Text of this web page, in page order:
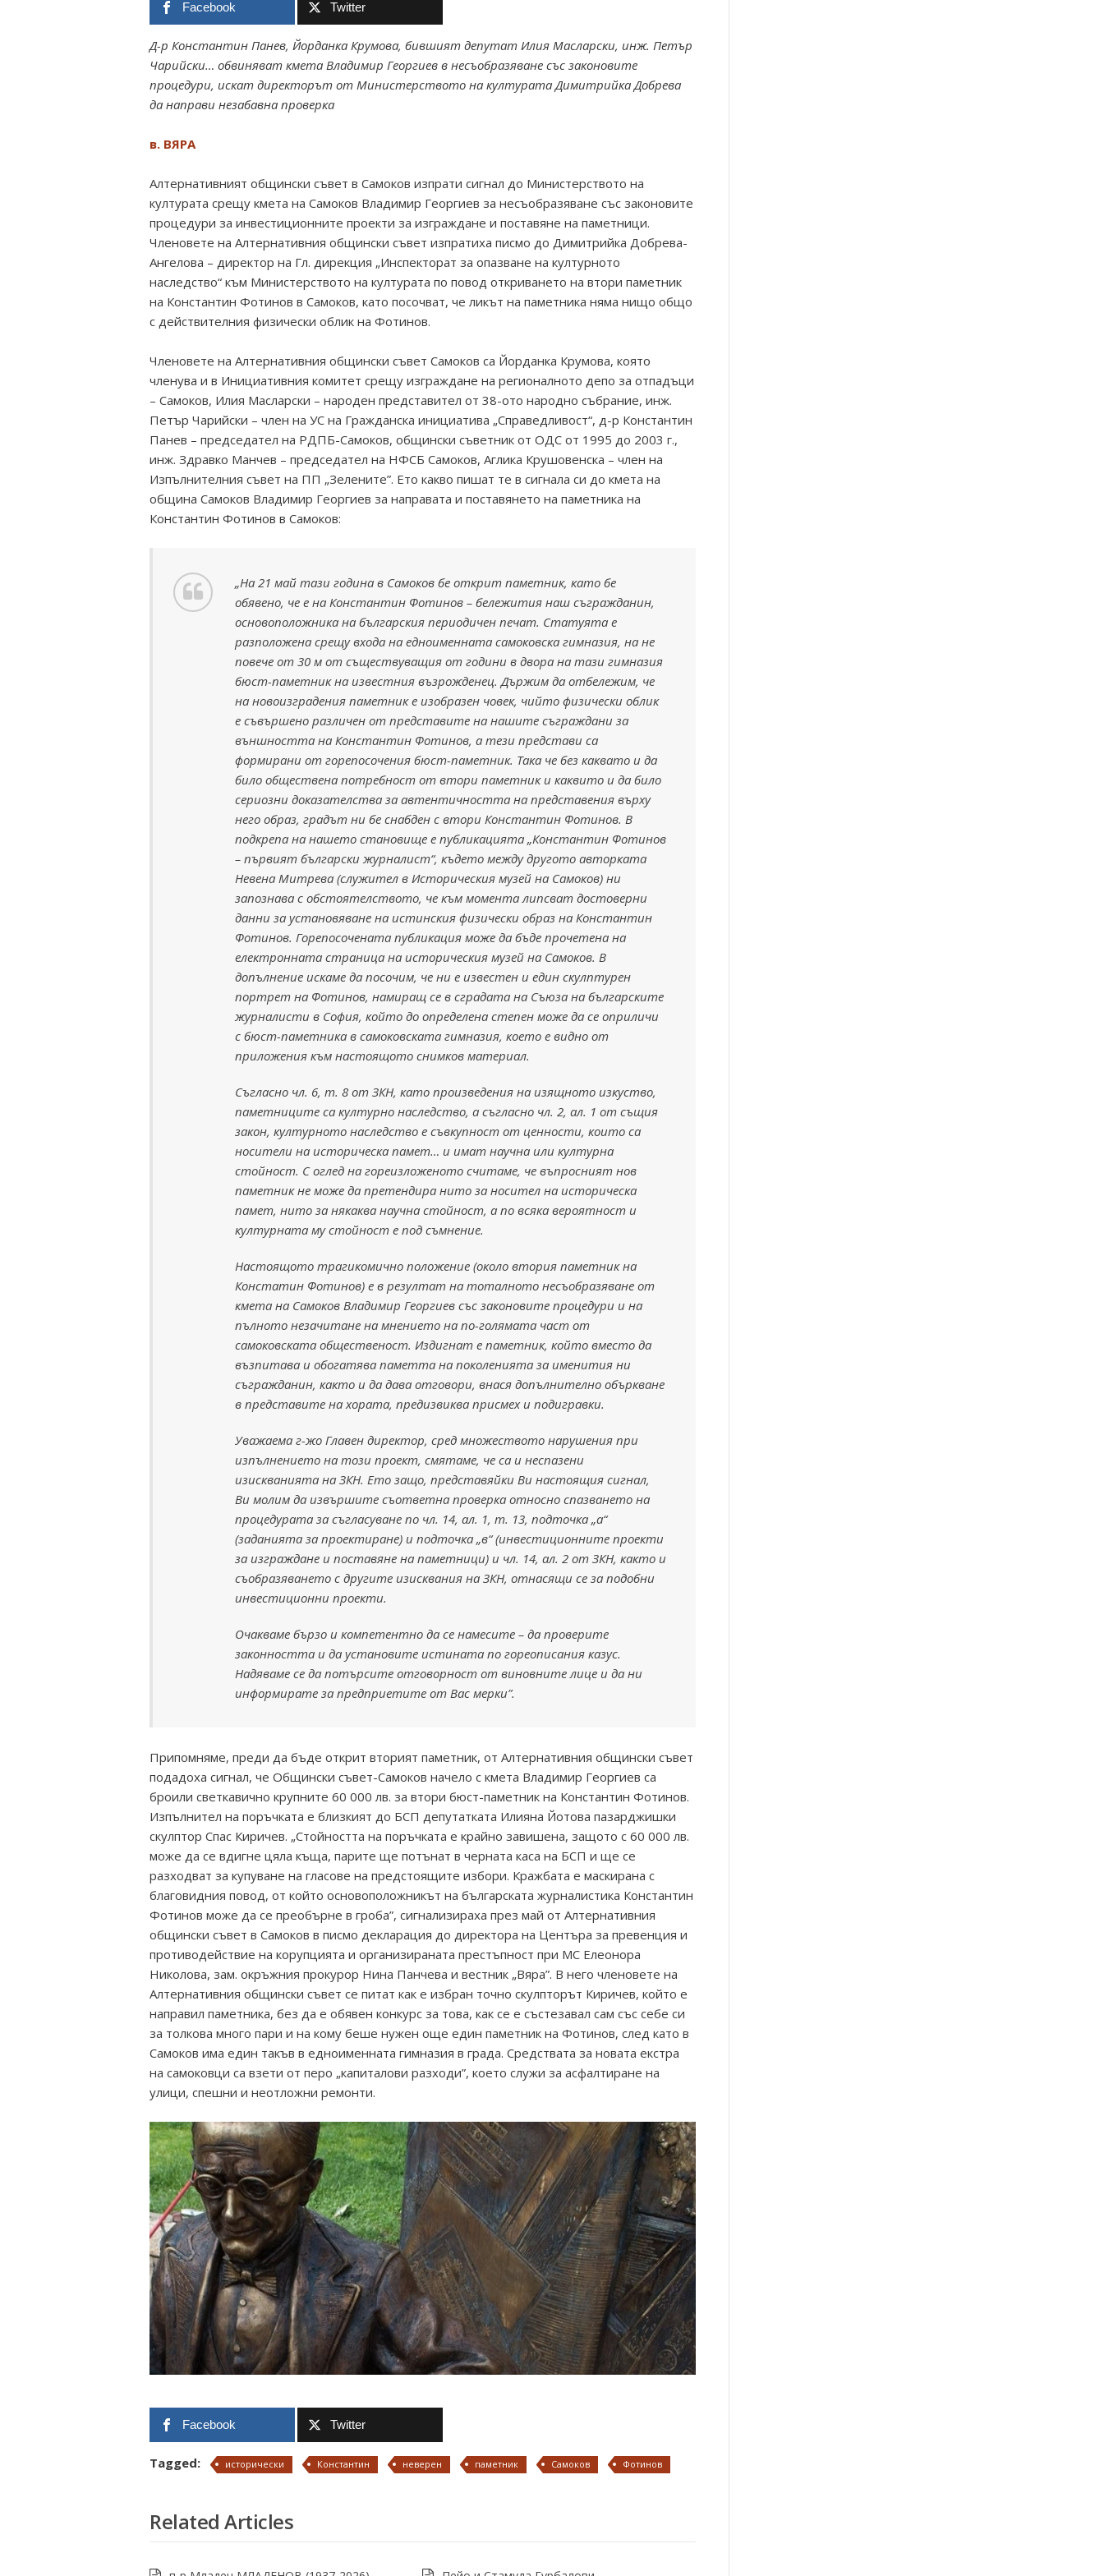
Facebook Twitter
Д-р Константин Панев, Йорданка Крумова, бившият депутат Илия Масларски, инж. Петър
Чарийски… обвиняват кмета Владимир Георгиев в несъобразяване със законовите
процедури, искат директорът от Министерството на културата Димитрийка Добрева
да направи незабавна проверка
в. ВЯРА
Алтернативният общински съвет в Самоков изпрати сигнал до Министерството на
културата срещу кмета на Самоков Владимир Георгиев за несъобразяване със законовите
процедури за инвестиционните проекти за изграждане и поставяне на паметници.
Членовете на Алтернативния общински съвет изпратиха писмо до Димитрийка Добрева-
Ангелова – директор на Гл. дирекция „Инспекторат за опазване на културното
наследство“ към Министерството на културата по повод откриването на втори паметник
на Константин Фотинов в Самоков, като посочват, че ликът на паметника няма нищо общо
с действителния физически облик на Фотинов.
Членовете на Алтернативния общински съвет Самоков са Йорданка Крумова, която
членува и в Инициативния комитет срещу изграждане на регионалното депо за отпадъци
– Самоков, Илия Масларски – народен представител от 38-ото народно събрание, инж.
Петър Чарийски – член на УС на Гражданска инициатива „Справедливост“, д-р Константин
Панев – председател на РДПБ-Самоков, общински съветник от ОДС от 1995 до 2003 г.,
инж. Здравко Манчев – председател на НФСБ Самоков, Аглика Крушовенска – член на
Изпълнителния съвет на ПП „Зелените”. Ето какво пишат те в сигнала си до кмета на
община Самоков Владимир Георгиев за направата и поставянето на паметника на
Константин Фотинов в Самоков:
„На 21 май тази година в Самоков бе открит паметник, като бе
обявено, че е на Константин Фотинов – бележития наш съгражданин,
основоположника на българския периодичен печат. Статуята е
разположена срещу входа на едноименната самоковска гимназия, на не
повече от 30 м от съществуващия от години в двора на тази гимназия
бюст-паметник на известния възрожденец. Държим да отбележим, че
на новоизградения паметник е изобразен човек, чийто физически облик
е съвършено различен от представите на нашите съграждани за
външността на Константин Фотинов, а тези представи са
формирани от горепосочения бюст-паметник. Така че без каквато и да
било обществена потребност от втори паметник и каквито и да било
сериозни доказателства за автентичността на представения върху
него образ, градът ни бе снабден с втори Константин Фотинов. В
подкрепа на нашето становище е публикацията „Константин Фотинов
– първият български журналист“, където между другото авторката
Невена Митрева (служител в Историческия музей на Самоков) ни
запознава с обстоятелството, че към момента липсват достоверни
данни за установяване на истинския физически образ на Константин
Фотинов. Горепосочената публикация може да бъде прочетена на
електронната страница на историческия музей на Самоков. В
допълнение искаме да посочим, че ни е известен и един скулптурен
портрет на Фотинов, намиращ се в сградата на Съюза на българските
журналисти в София, който до определена степен може да се оприличи
с бюст-паметника в самоковската гимназия, което е видно от
приложения към настоящото снимков материал.
Съгласно чл. 6, т. 8 от ЗКН, като произведения на изящното изкуство,
паметниците са културно наследство, а съгласно чл. 2, ал. 1 от същия
закон, културното наследство е съвкупност от ценности, които са
носители на историческа памет… и имат научна или културна
стойност. С оглед на гореизложеното считаме, че въпросният нов
паметник не може да претендира нито за носител на историческа
памет, нито за някаква научна стойност, а по всяка вероятност и
културната му стойност е под съмнение.
Настоящото трагикомично положение (около втория паметник на
Констатин Фотинов) е в резултат на тоталното несъобразяване от
кмета на Самоков Владимир Георгиев със законовите процедури и на
пълното незачитане на мнението на по-голямата част от
самоковската общественост. Издигнат е паметник, който вместо да
възпитава и обогатява паметта на поколенията за именития ни
съгражданин, както и да дава отговори, внася допълнително объркване
в представите на хората, предизвиква присмех и подигравки.
Уважаема г-жо Главен директор, сред множеството нарушения при
изпълнението на този проект, смятаме, че са и неспазени
изискванията на ЗКН. Ето защо, представяйки Ви настоящия сигнал,
Ви молим да извършите съответна проверка относно спазването на
процедурата за съгласуване по чл. 14, ал. 1, т. 13, подточка „а“
(заданията за проектиране) и подточка „в“ (инвестиционните проекти
за изграждане и поставяне на паметници) и чл. 14, ал. 2 от ЗКН, както и
съобразяването с другите изисквания на ЗКН, отнасящи се за подобни
инвестиционни проекти.
Очакваме бързо и компетентно да се намесите – да проверите
законността и да установите истината по гореописания казус.
Надяваме се да потърсите отговорност от виновните лице и да ни
информирате за предприетите от Вас мерки”.
Припомняме, преди да бъде открит вторият паметник, от Алтернативния общински съвет
подадоха сигнал, че Общински съвет-Самоков начело с кмета Владимир Георгиев са
броили светкавично крупните 60 000 лв. за втори бюст-паметник на Константин Фотинов.
Изпълнител на поръчката е близкият до БСП депутатката Илияна Йотова пазарджишки
скулптор Спас Киричев. „Стойността на поръчката е крайно завишена, защото с 60 000 лв.
може да се вдигне цяла къща, парите ще потънат в черната каса на БСП и ще се
разходват за купуване на гласове на предстоящите избори. Кражбата е маскирана с
благовидния повод, от който основоположникът на българската журналистика Константин
Фотинов може да се преобърне в гроба”, сигнализираха през май от Алтернативния
общински съвет в Самоков в писмо декларация до директора на Центъра за превенция и
противодействие на корупцията и организираната престъпност при МС Елеонора
Николова, зам. окръжния прокурор Нина Панчева и вестник „Вяра”. В него членовете на
Алтернативния общински съвет се питат как е избран точно скулпторът Киричев, който е
направил паметника, без да е обявен конкурс за това, как се е състезавал сам със себе си
за толкова много пари и на кому беше нужен още един паметник на Фотинов, след като в
Самоков има един такъв в едноименната гимназия в града. Средствата за новата екстра
на самоковци са взети от перо „капиталови разходи”, което служи за асфалтиране на
улици, спешни и неотложни ремонти.
Facebook Twitter
Tagged: исторически Константин неверен паметник Самоков Фотинов
Related Articles